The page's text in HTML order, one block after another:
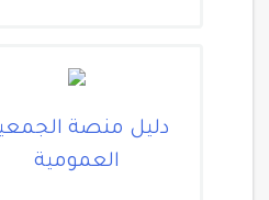
دليل منصة الجمعية
العمومية